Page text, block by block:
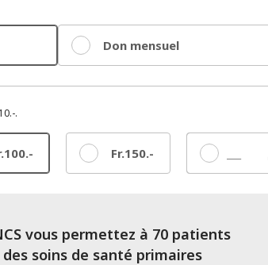
Don mensuel
.
vous permettez à 70 patients
des soins de santé primaires
Fr.150.- Autre